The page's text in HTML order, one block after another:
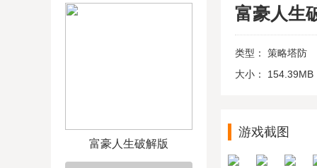
富豪人生破解版
富豪人生
类型：
策略塔防
大小：
154.39MB
游戏截图